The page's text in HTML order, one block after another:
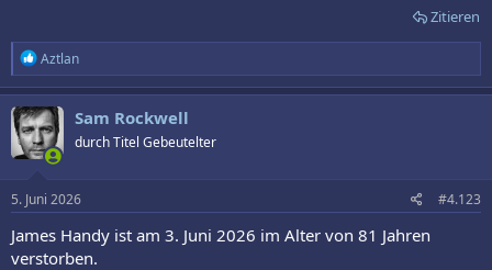
Zitieren
R
e
a
k
t
i
o
e
n
:
Aztlan
Sam Rockwell
durch Titel Gebeutelter
5. Juni 2026 #4.123
James Handy ist am 3. Juni 2026 im Alter von 81 Jahren
verstorben.